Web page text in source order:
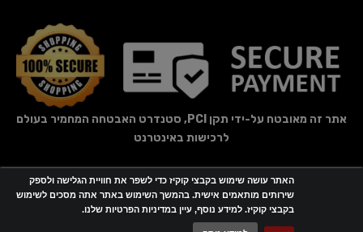
אתר זה מאובטח על-ידי תקן PCI, סטנדרט האבטחה המחמיר בעולם
לרכישות באינטרנט
חנות וירטואלית | אתר אינטרנט
האתר עושה שימוש בקבצי קוקיז כדי לשפר את חוויית הגלישה ולספק
שירותים מותאמים אישית. בהמשך השימוש באתר אתה מסכים לשימוש
בקבצי קוקיז. למידע נוסף, עיין במדיניות הפרטיות שלנו.